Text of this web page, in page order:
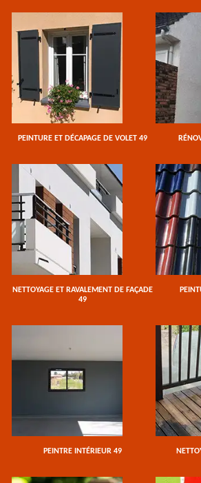
PEINTURE ET DÉCAPAGE DE VOLET 49
NETTOYAGE ET RAVALEMENT DE FAÇADE
49
PEINTRE INTÉRIEUR 49